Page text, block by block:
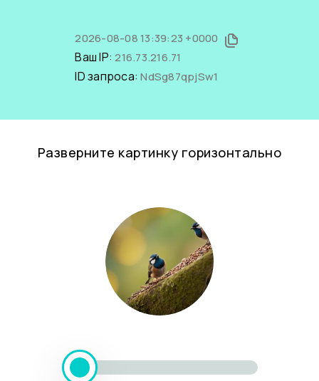
2026-08-08 13:39:23 +0000
Ваш IP:216.73.216.71
ID запроса:NdSg87qpjSw1
Разверните картинку горизонтально